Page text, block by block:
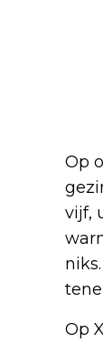
Op
vijf,
Op